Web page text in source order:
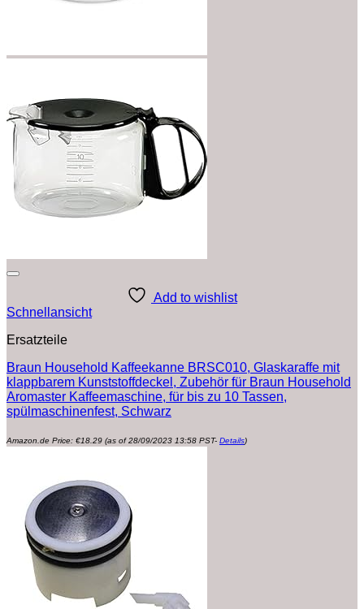
Add to wishlist
Schnellansicht
Ersatzteile
Braun Household Kaffeekanne BRSC010, Glaskaraffe mit
klappbarem Kunststoffdeckel, Zubehör für Braun Household
Aromaster Kaffeemaschine, für bis zu 10 Tassen,
spülmaschinenfest, Schwarz
Amazon.de Price: €18.29 (as of 28/09/2023 13:58 PST- Details)